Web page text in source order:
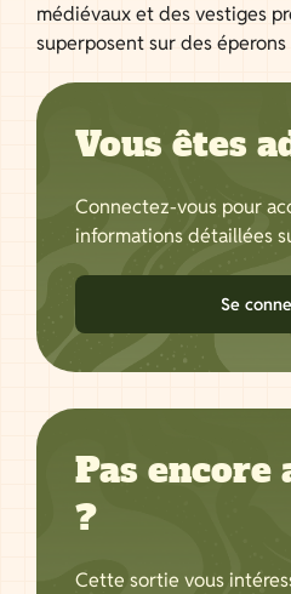
médiévaux et des vestiges
superposent sur des éperons
Vous êtes
Connectez-vous pour
informations détaillées
Se
Pas encore
?
Cette sortie vous